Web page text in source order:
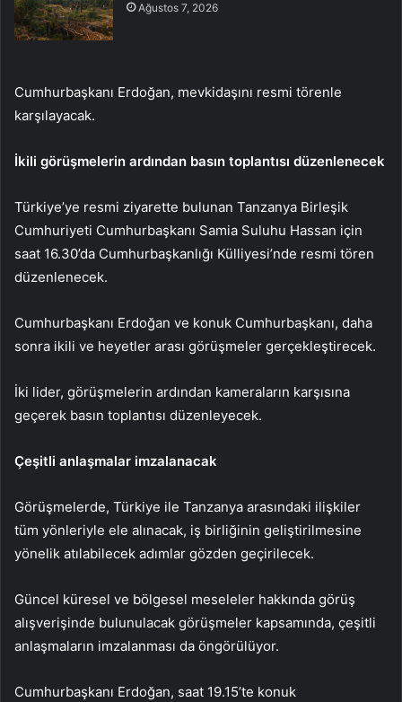
Ağustos 7, 2026
Cumhurbaşkanı Erdoğan, mevkidaşını resmi törenle
karşılayacak.
İkili görüşmelerin ardından basın toplantısı düzenlenecek
Türkiye’ye resmi ziyarette bulunan Tanzanya Birleşik
Cumhuriyeti Cumhurbaşkanı Samia Suluhu Hassan için
saat 16.30’da Cumhurbaşkanlığı Külliyesi’nde resmi tören
düzenlenecek.
Cumhurbaşkanı Erdoğan ve konuk Cumhurbaşkanı, daha
sonra ikili ve heyetler arası görüşmeler gerçekleştirecek.
İki lider, görüşmelerin ardından kameraların karşısına
geçerek basın toplantısı düzenleyecek.
Çeşitli anlaşmalar imzalanacak
Görüşmelerde, Türkiye ile Tanzanya arasındaki ilişkiler
tüm yönleriyle ele alınacak, iş birliğinin geliştirilmesine
yönelik atılabilecek adımlar gözden geçirilecek.
Güncel küresel ve bölgesel meseleler hakkında görüş
alışverişinde bulunulacak görüşmeler kapsamında, çeşitli
anlaşmaların imzalanması da öngörülüyor.
Cumhurbaşkanı Erdoğan, saat 19.15’te konuk